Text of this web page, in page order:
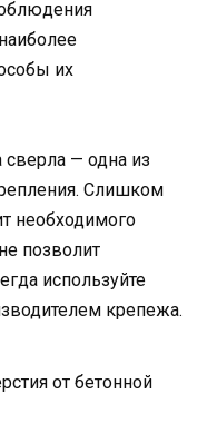
их
— одна из
Слишком
необходимого
позволит
используйте
крепежа.
от бетонной